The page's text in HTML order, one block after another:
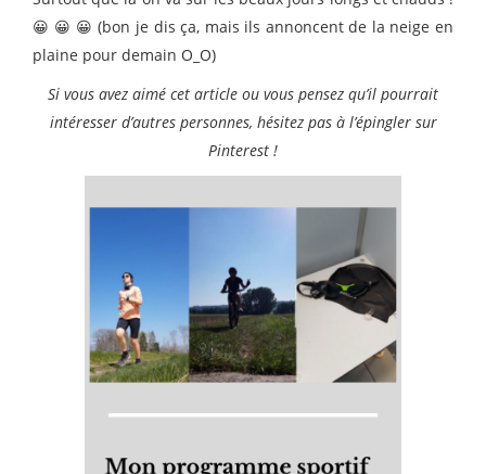
😀 😀 😀 (bon je dis ça, mais ils annoncent de la neige en
plaine pour demain O_O)
Si vous avez aimé cet article ou vous pensez qu’il pourrait
intéresser d’autres personnes, hésitez pas à l’épingler sur
Pinterest !